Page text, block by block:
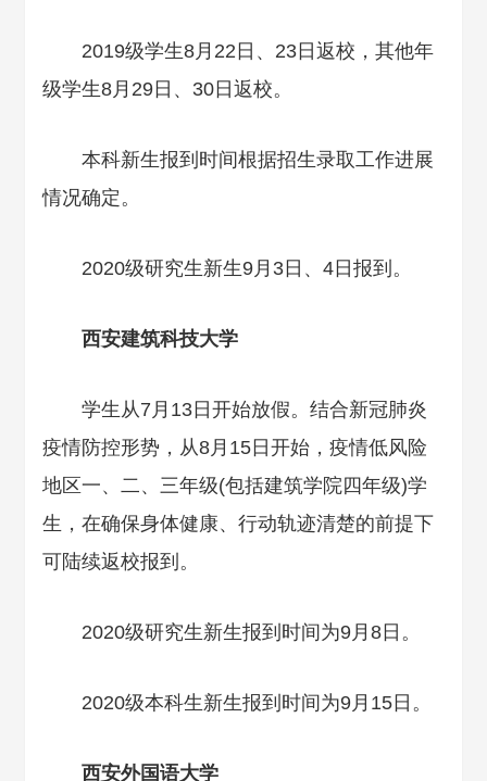
2019级学生8月22日、23日返校，其他年
级学生8月29日、30日返校。
本科新生报到时间根据招生录取工作进展
情况确定。
2020级研究生新生9月3日、4日报到。
西安建筑科技大学
学生从7月13日开始放假。结合新冠肺炎
疫情防控形势，从8月15日开始，疫情低风险
地区一、二、三年级(包括建筑学院四年级)学
生，在确保身体健康、行动轨迹清楚的前提下
可陆续返校报到。
2020级研究生新生报到时间为9月8日。
2020级本科生新生报到时间为9月15日。
西安外国语大学